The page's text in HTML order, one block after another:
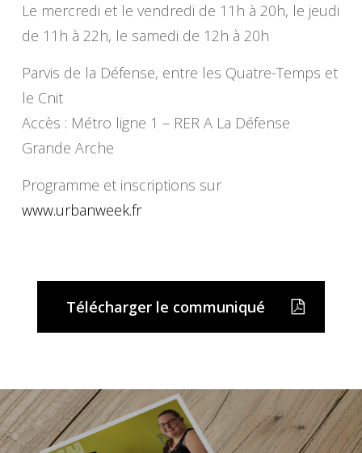
Le mercredi et le vendredi de 11h à 20h, le jeudi
de 11h à 22h, le samedi de 12h à 20h
Parvis de la Défense, entre les Quatre-Temps et
le Cnit
Accès : Métro ligne 1 – RER A La Défense
Grande Arche
Programme et inscriptions sur
www.urbanweek.fr
Télécharger le communiqué